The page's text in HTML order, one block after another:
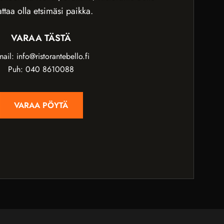
olla etsimäsi paikka.
VARAA TÄSTÄ
info@ristorantebello.fi
Puh: 040 8610088
VARAA PÖYTÄ